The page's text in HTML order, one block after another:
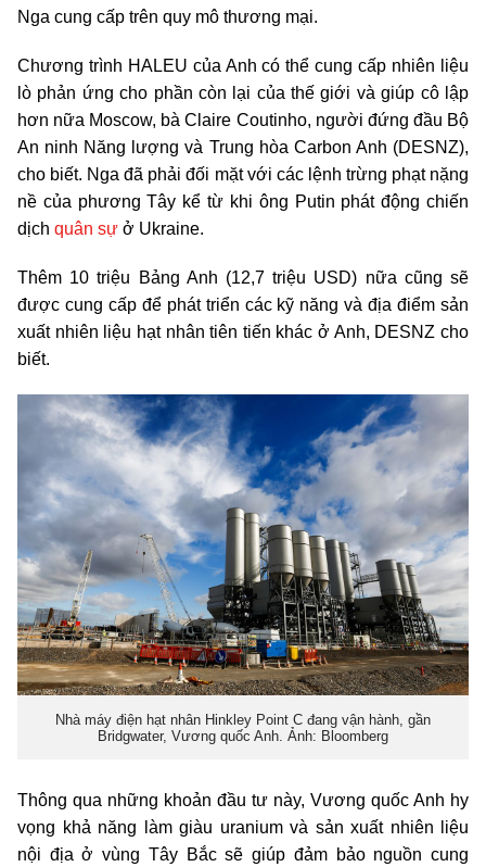
Nga cung cấp trên quy mô thương mại.
Chương trình HALEU của Anh có thể cung cấp nhiên liệu
lò phản ứng cho phần còn lại của thế giới và giúp cô lập
hơn nữa Moscow, bà Claire Coutinho, người đứng đầu Bộ
An ninh Năng lượng và Trung hòa Carbon Anh (DESNZ),
cho biết. Nga đã phải đối mặt với các lệnh trừng phạt nặng
nề của phương Tây kể từ khi ông Putin phát động chiến
dịch quân sự ở Ukraine.
Thêm 10 triệu Bảng Anh (12,7 triệu USD) nữa cũng sẽ
được cung cấp để phát triển các kỹ năng và địa điểm sản
xuất nhiên liệu hạt nhân tiên tiến khác ở Anh, DESNZ cho
biết.
Nhà máy điện hạt nhân Hinkley Point C đang vận hành, gần
Bridgwater, Vương quốc Anh. Ảnh: Bloomberg
Thông qua những khoản đầu tư này, Vương quốc Anh hy
vọng khả năng làm giàu uranium và sản xuất nhiên liệu
nội địa ở vùng Tây Bắc sẽ giúp đảm bảo nguồn cung